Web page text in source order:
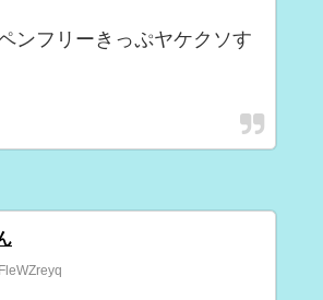
ンフリーきっぷヤケクソす